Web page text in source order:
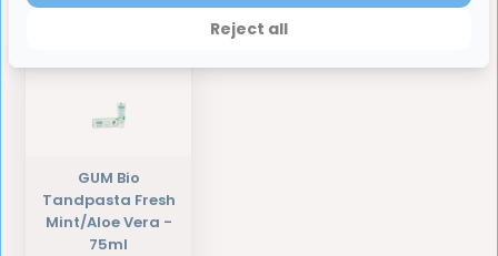
Laatst bekeken producten
GUM Bio
Tandpasta Fresh
Mint/Aloe Vera -
75ml
Reject all